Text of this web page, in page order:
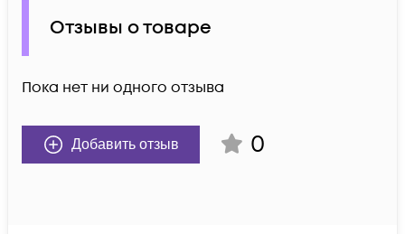
Отзывы о товаре
Пока нет ни одного отзыва
Добавить отзыв 0